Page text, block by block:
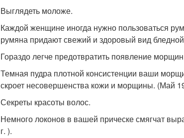
Выглядеть моложе.
Каждой женщине иногда нужно пользоваться
румяна придают свежий и здоровый вид
Гораздо легче предотвратить появление
Темная пудра плотной консистенции ваши
скроет несовершенства кожи и морщины. (Май
Секреты красоты волос.
Немного локонов в вашей прическе смягчат
г. ).